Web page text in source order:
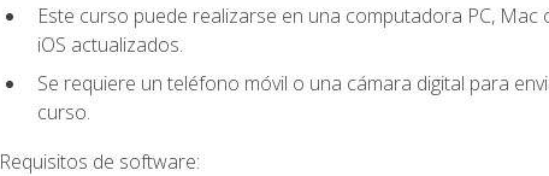
Este curso puede realizarse en una computadora PC,
iOS actualizados.
Se requiere un teléfono móvil o una cámara digital para
curso.
Requisitos de software: